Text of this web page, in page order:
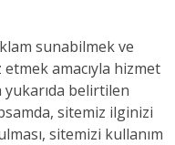
sunabilmek ve
etmek amacıyla hizmet
yukarıda belirtilen
sitemiz ilginizi
sitemizi kullanım